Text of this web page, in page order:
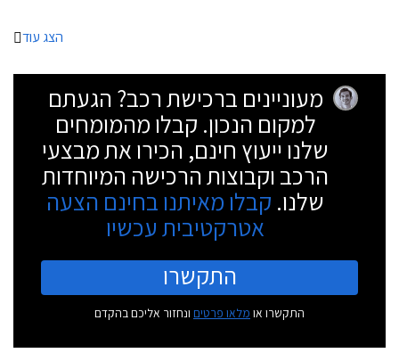
הצג עוד
מעוניינים ברכישת רכב? הגעתם
למקום הנכון. קבלו מהמומחים
שלנו ייעוץ חינם, הכירו את מבצעי
הרכב וקבוצות הרכישה המיוחדות
שלנו. קבלו מאיתנו בחינם הצעה
אטרקטיבית עכשיו
התקשרו
התקשרו או מלאו פרטים ונחזור אליכם בהקדם